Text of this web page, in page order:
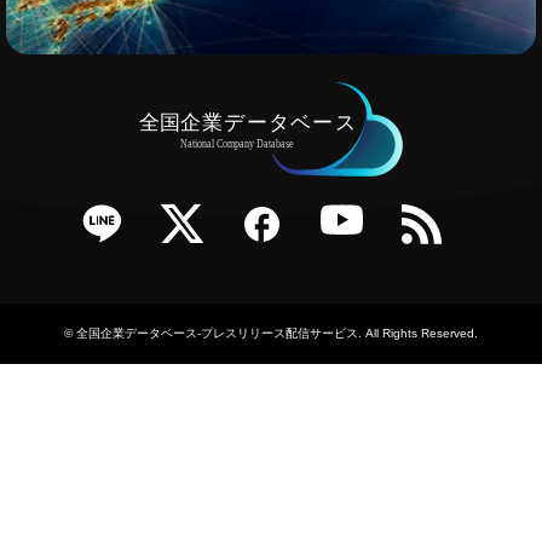
Twitter Facebook YouTube RSS
©全国企業データベース-プレスリリース配信サービス. All Rights Reserved.